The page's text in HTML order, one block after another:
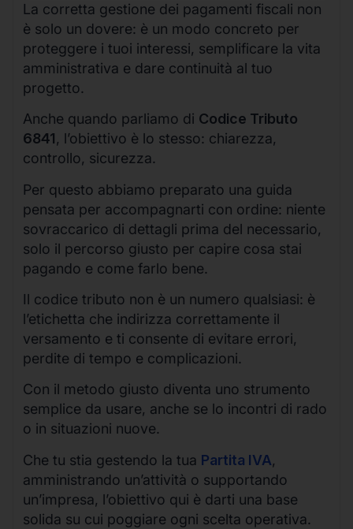
La corretta gestione dei pagamenti fiscali non
è solo un dovere: è un modo concreto per
proteggere i tuoi interessi, semplificare la vita
amministrativa e dare continuità al tuo
progetto.
Anche quando parliamo di Codice Tributo
6841, l’obiettivo è lo stesso: chiarezza,
controllo, sicurezza.
Per questo abbiamo preparato una guida
pensata per accompagnarti con ordine: niente
sovraccarico di dettagli prima del necessario,
solo il percorso giusto per capire cosa stai
pagando e come farlo bene.
Il codice tributo non è un numero qualsiasi: è
l’etichetta che indirizza correttamente il
versamento e ti consente di evitare errori,
perdite di tempo e complicazioni.
Con il metodo giusto diventa uno strumento
semplice da usare, anche se lo incontri di rado
o in situazioni nuove.
Che tu stia gestendo la tua Partita IVA,
amministrando un’attività o supportando
un’impresa, l’obiettivo qui è darti una base
solida su cui poggiare ogni scelta operativa.